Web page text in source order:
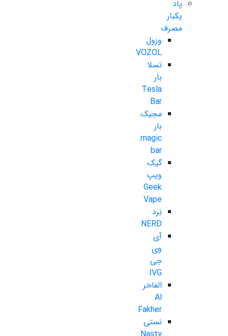
پاد
یکبار
مصرف
وزول
VOZOL
تسلا
بار
Tesla
Bar
مجیک
بار
magic
bar
گیک
ویپ
Geek
Vape
نِرد
NERD
آی
وی
جی
IVG
الفاخر
Al
Fakher
نستی